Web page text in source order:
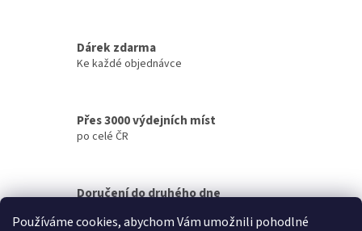
Používáme cookies, abychom Vám umožnili pohodlné
Dárek zdarma
Ke každé objednávce
Přes 3000 výdejních míst
po celé ČR
Doručení do druhého dne